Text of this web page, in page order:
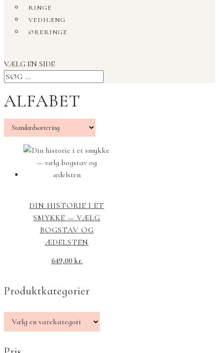
RINGE
VEDHÆNG
ØRERINGE
VÆLG EN SIDE
ALFABET
DIN HISTORIE I ET
SMYKKE — VÆLG
BOGSTAV OG
ÆDELSTEN
649,00 kr.
Produktkategorier